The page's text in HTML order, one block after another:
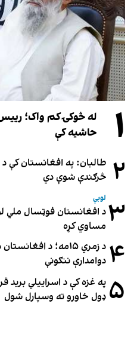
۱
له څوکۍ کم واک؛ رییس
حاشیه کې
۲ طالبان: په افغانستان کې
څرګندې شوې دي
۳ لوبې
مساوي کړه
۴
د زمري ۱۵مه؛ د
دوامدارې ننګونې
۵ ډول خاورو ته وسپارل شول